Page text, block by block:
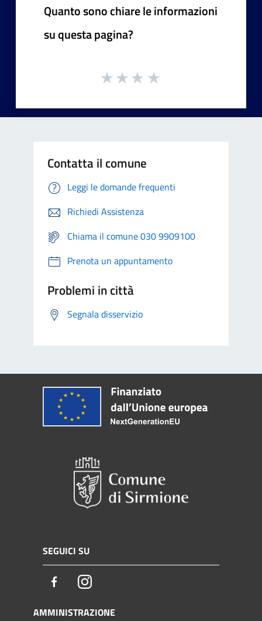
Quanto sono chiare le informazioni
su questa pagina?
Contatta il comune
Leggi le domande frequenti
Richiedi Assistenza
Chiama il comune 030 9909100
Prenota un appuntamento
Problemi in città
Segnala disservizio
SEGUICI SU
FacebookInstagram
AMMINISTRAZIONE